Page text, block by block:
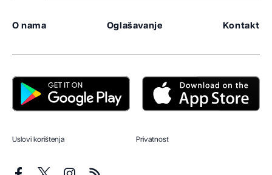
O nama Oglašavanje Kontakt
Uslovi korištenja Privatnost